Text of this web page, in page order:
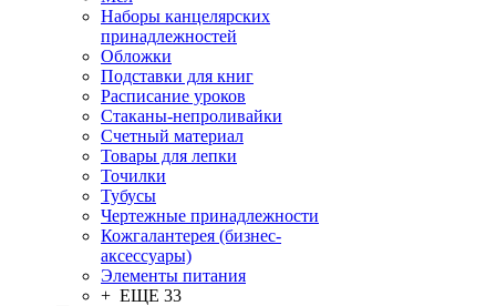
Наборы канцелярских
принадлежностей
Обложки
Подставки для книг
Расписание уроков
Стаканы-непроливайки
Счетный материал
Товары для лепки
Точилки
Тубусы
Чертежные принадлежности
Кожгалантерея (бизнес-
аксессуары)
Элементы питания
+ ЕЩЕ 33